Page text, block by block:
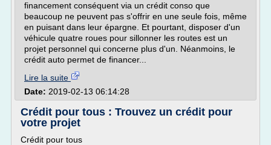
financement conséquent via un crédit conso que
beaucoup ne peuvent pas s'offrir en une seule fois, même
en puisant dans leur épargne. Et pourtant, disposer d'un
véhicule quatre roues pour sillonner les routes est un
projet personnel qui concerne plus d'un. Néanmoins, le
crédit auto permet de financer...
Lire la suite
Date: 2019-02-13 06:14:28
Crédit pour tous : Trouvez un crédit pour
votre projet
Crédit pour tous